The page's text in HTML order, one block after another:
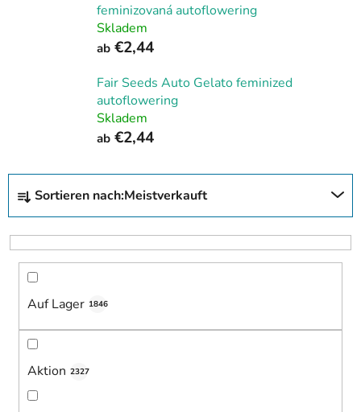
feminizovaná autoflowering
Skladem
ab €2,44
Fair Seeds Auto Gelato feminized
autoflowering
Skladem
ab €2,44
P
o
d
Sortieren nach:Meistverkauft
Auf Lager 1846
Aktion 2327